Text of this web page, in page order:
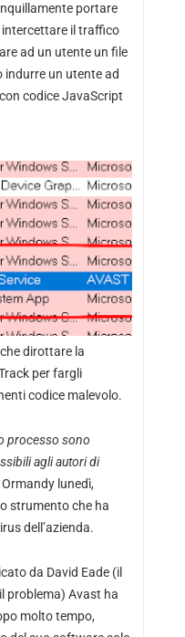
portare
il traffico
ad un utente un file
indurre un utente ad
codice JavaScript
dirottare la
per fargli
codice malevolo.
processo sono
agli autori di
lunedì,
strumentoche ha
dell’azienda.
da David Eade (il
problema) Avast ha
molto tempo,